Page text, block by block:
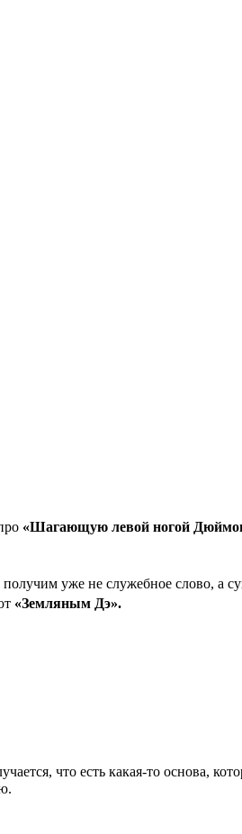
«Шагающую левой ногой
уже не служебное слово, а
«Земляным Дэ».
что есть какая-то основа,